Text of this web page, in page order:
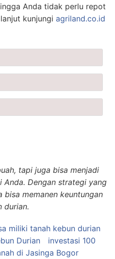
Anda tidak perlu repot
kunjungi agriland.co.id
tapi juga bisa menjadi
Dengan strategi yang
memanen keuntungan
durian.
miliki tanah kebun durian
Durian
investasi 100
di Jasinga Bogor